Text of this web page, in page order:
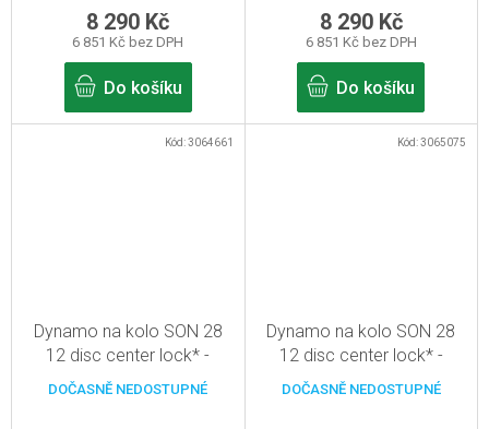
6 851 Kč bez DPH
8 290 Kč
Do košíku
6 851 Kč bez DPH
8 290 Kč
Do košíku
Dynamo na kolo SON 28
12 disc center lock* -
červená - 36d, pevná osa
DOČASNĚ NEDOSTUPNÉ
Kód:3064661
Dynamo na kolo SON 28
12 disc center lock* -
modrá - 28d, pevná osa
DOČASNĚ NEDOSTUPNÉ
Kód:3065075